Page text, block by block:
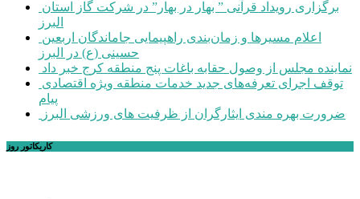
البرز
حسینی (ع) در البرز
نماینده مجلس از وصول حقابه باغات پنج منطقه کرج خبر داد
پیام
ضرورت بهره مندی ایثارگران از ظرفیت های ورزشی البرز
کاریکاتور روز